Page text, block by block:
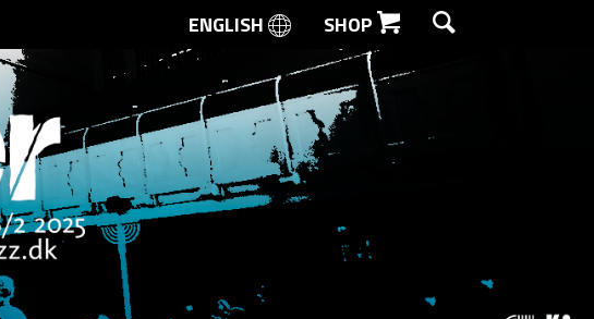
SØG
ENGLISH SHOP